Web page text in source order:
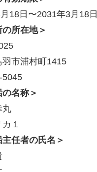
18日〜2031年3月18日
の所在地＞
羽市浦村町1415
5045
の名称＞
丸
１
主任者の氏名＞